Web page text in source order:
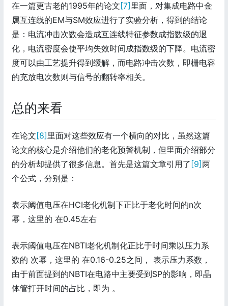
在一篇更古老的1995年的论文 [7] 里面，对集成电路中金
属互连线的EM与SM效应进行了实验分析，得到的结论
是：电流冲击次数会造成互连线特征参数成指数级的退
化，电流密度会使平均失效时间成指数级的下降。电流密
度可以由工艺提升得到缓解，而电路冲击次数，即栅电容
的充放电次数则与信号的翻转率相关。
总的来看
在论文 [8] 里面对这些效应有一个横向的对比，虽然这篇
论文的核心是介绍他们的老化预警机制，但里面介绍部分
的分析却提供了很多信息。首先是这篇文章引用了 [9]两
个公式，分别是：
表示阈值电压在HCI老化机制下正比于老化时间的n次
幂，这里的 在0.45左右
表示阈值电压在NBTI老化机制化正比于时间乘以压力系
数的 次幂，这里的 在0.16-0.25之间， 表示压力系数，
由于前面提到的NBTI在电路中主要受到SP的影响，即晶
体管打开时间的占比，即为 。